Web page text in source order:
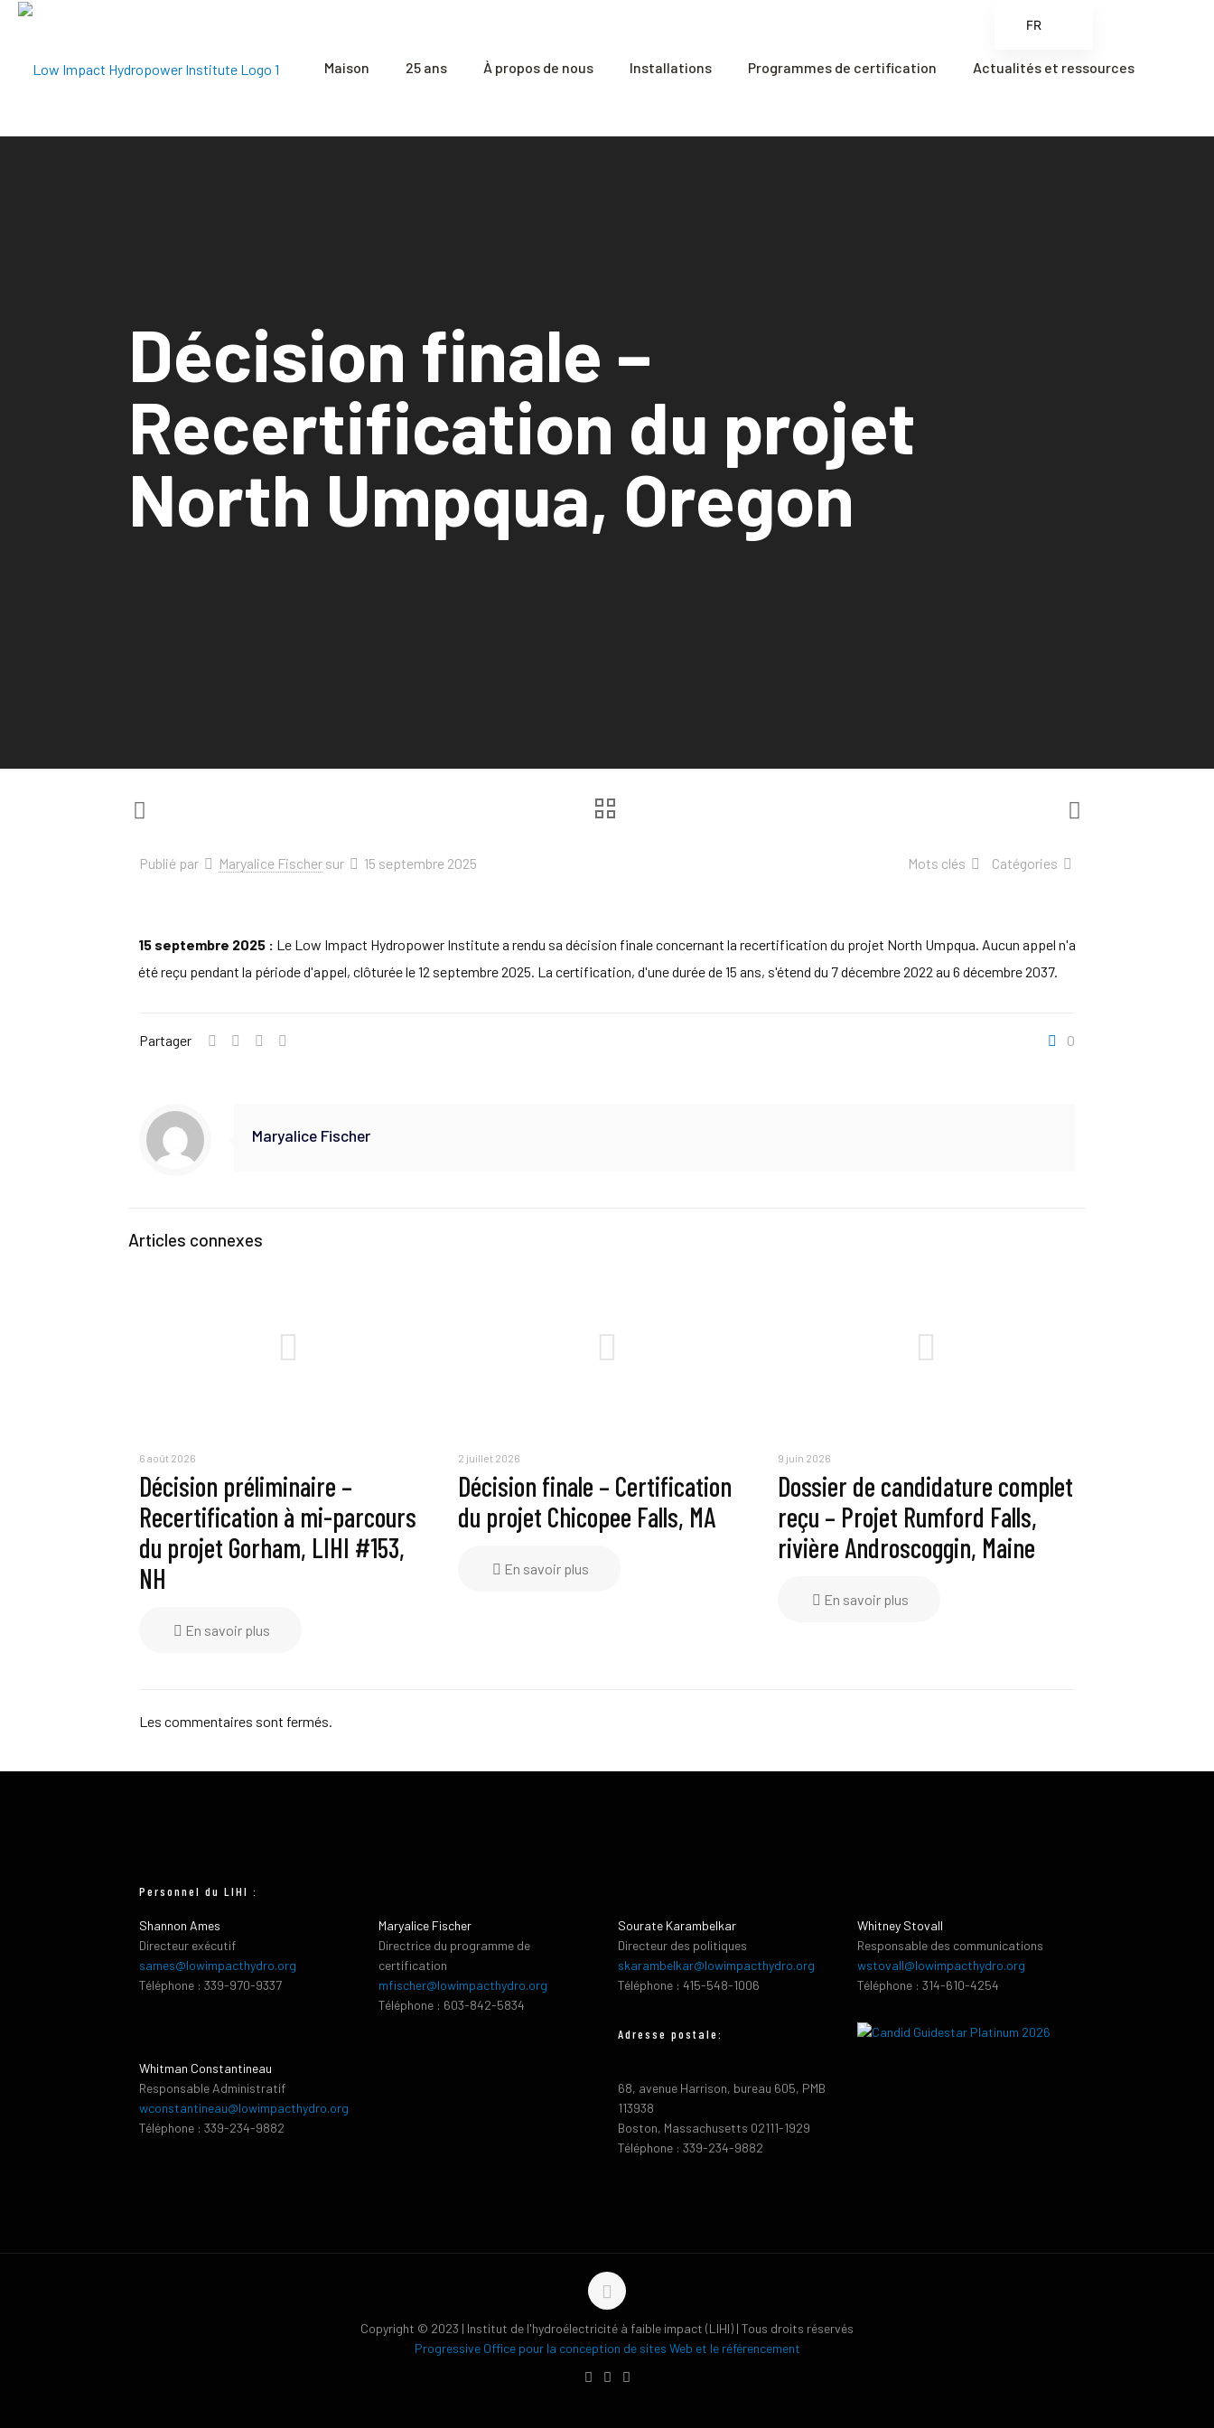
Maison 25 ans À propos de nous Installations Programmes de certification Actualités et ressources
Décision finale –
Recertification du projet
North Umpqua, Oregon
Publié par Maryalice Fischer sur 15 septembre 2025 Catégories
Mots clés
15 septembre 2025 : Le Low Impact Hydropower Institute a rendu sa décision finale concernant la recertification du projet North Umpqua. Aucun appel n'a
été reçu pendant la période d'appel, clôturée le 12 septembre 2025. La certification, d'une durée de 15 ans, s'étend du 7 décembre 2022 au 6 décembre 2037.
Partager 0
Maryalice Fischer
Articles connexes
6 août 2026
Décision préliminaire –
Recertification à mi-parcours
du projet Gorham, LIHI #153,
NH
En savoir plus
2 juillet 2026
Décision finale – Certification
du projet Chicopee Falls, MA
En savoir plus
9 juin 2026
Dossier de candidature complet
reçu – Projet Rumford Falls,
rivière Androscoggin, Maine
En savoir plus
Les commentaires sont fermés.
Personnel du LIHI :
Shannon Ames
Directeur exécutif
sames@lowimpacthydro.org
Téléphone : 339-970-9337
Whitman Constantineau
Responsable Administratif
wconstantineau@lowimpacthydro.org
Téléphone : 339-234-9882
Maryalice Fischer
Directrice du programme de
certification
mfischer@lowimpacthydro.org
Téléphone : 603-842-5834
Sourate Karambelkar
Directeur des politiques
skarambelkar@lowimpacthydro.org
Téléphone : 415-548-1006
Adresse postale:
68, avenue Harrison, bureau 605, PMB
113938
Boston, Massachusetts 02111-1929
Téléphone : 339-234-9882
Whitney Stovall
Responsable des communications
wstovall@lowimpacthydro.org
Téléphone : 314-610-4254
Copyright © 2023 | Institut de l'hydroélectricité à faible impact (LIHI) | Tous droits réservés
Progressive Office pour la conception de sites Web et le référencement
FR